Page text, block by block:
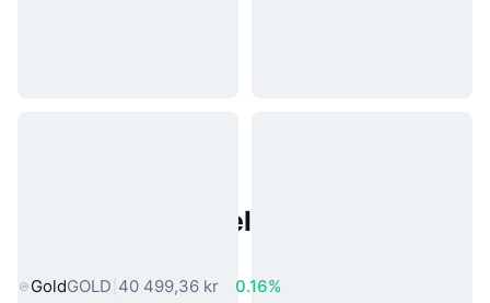
Populære eiendeler fra den
GoldGOLD 40 499,36 kr 0.16%